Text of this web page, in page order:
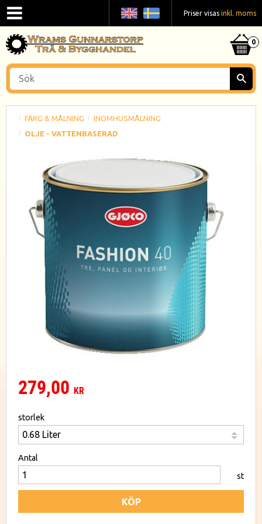
Priser visas inkl. moms
FÄRG & MÅLNING
INOMHUSMÅLNING
OLJE - VATTENBASERAD
279,00 KR
storlek
Antal
st
KÖP